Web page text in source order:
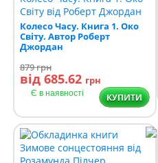
Колесо Часу. Книга 1. Око
Світу. Автор Роберт
Джордан
879грн
від 685.62 грн
Є в наявності КУПИТИ